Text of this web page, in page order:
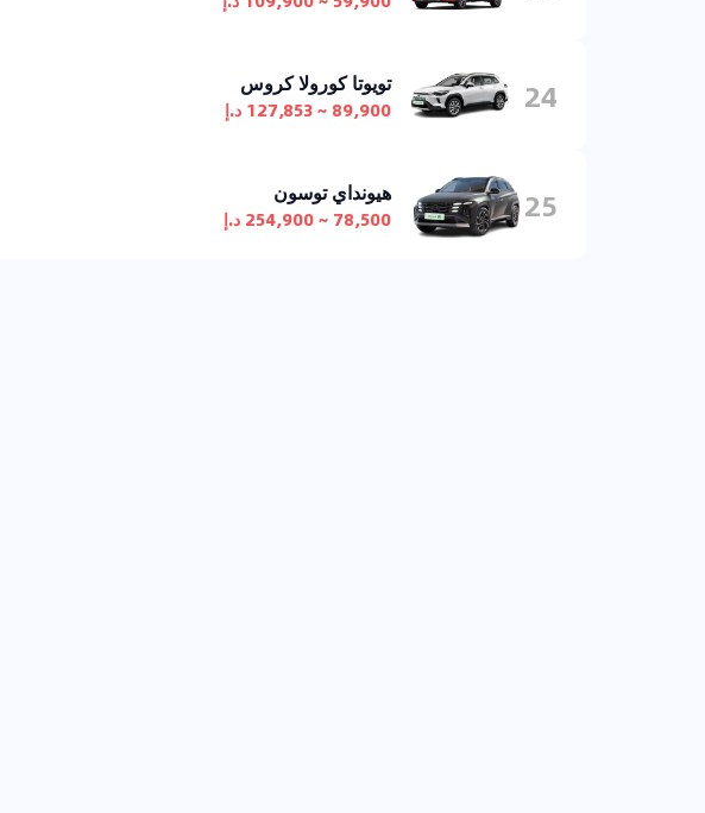
24 تويوتا كورولا كروس
89,900 ~ 127,853 د.إ
25 هيونداي توسون
78,500 ~ 254,900 د.إ